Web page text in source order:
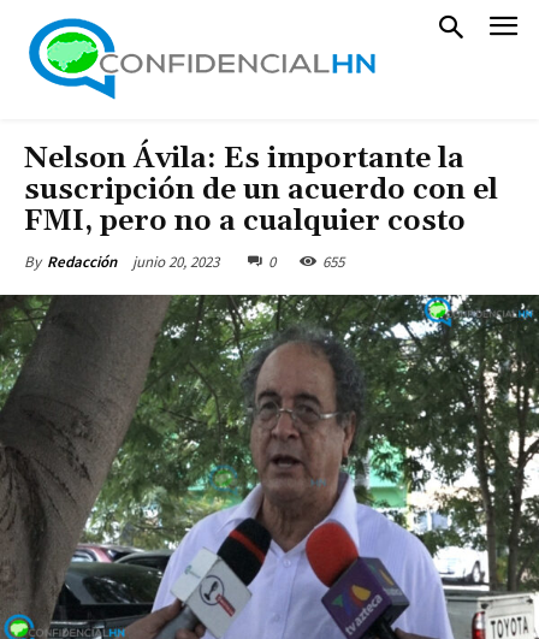
Nelson Ávila: Es importante la
suscripción de un acuerdo con el
FMI, pero no a cualquier costo
By Redacción junio 20, 2023 0 655